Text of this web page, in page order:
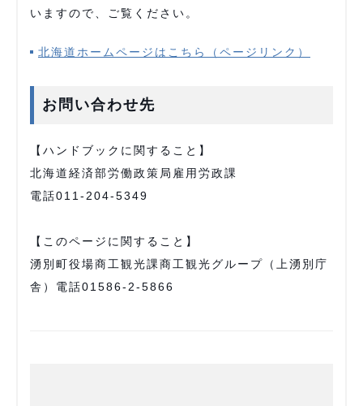
いますので、ご覧ください。
北海道ホームページはこちら（ページリンク）
お問い合わせ先
【ハンドブックに関すること】
北海道経済部労働政策局雇用労政課
電話011-204-5349
【このページに関すること】
湧別町役場商工観光課商工観光グループ（上湧別庁
舎）電話01586-2-5866